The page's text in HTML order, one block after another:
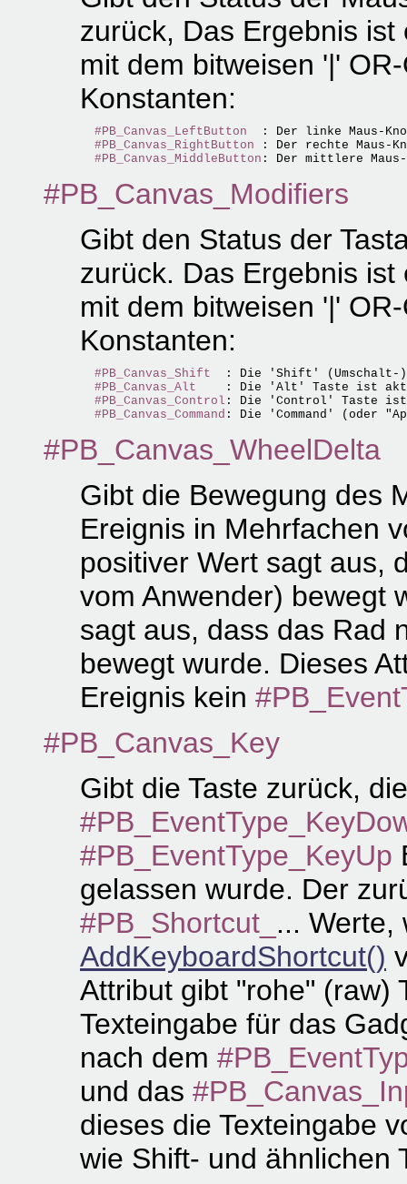
zurück, Das Ergebnis
mit dem bitweisen '|'
Konstanten:
#PB_Canvas_LeftButton
: Der linke Maus-
#PB_Canvas_RightButton : Der rechte Maus-
#PB_Canvas_MiddleButton
#PB_Canvas_Modifiers
Gibt den Status der
zurück. Das Ergebnis
mit dem bitweisen '|'
Konstanten:
#PB_Canvas_Shift
: Die 'Shift' (Umschalt-
#PB_Canvas_Alt
: Die 'Alt' Taste ist
#PB_Canvas_Control : Die 'Control' Taste
#PB_Canvas_Command
#PB_Canvas_WheelDelta
Gibt die Bewegung des
Ereignis in Mehrfachen
positiver Wert sagt aus,
vom Anwender) bewegt
sagt aus, dass das Rad
bewegt wurde. Dieses
Ereignis kein
#PB_Canvas_Key
Gibt die Taste zurück,
#PB_EventType_KeyUp
gelassen wurde. Der
#PB_Shortcut_ ... Werte,
AddKeyboardShortcut()
Attribut gibt "rohe" (raw)
Texteingabe für das
nach dem
und das
dieses die Texteingabe
wie Shift- und ähnlichen